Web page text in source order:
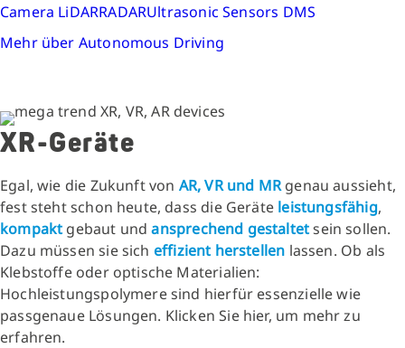
Camera LiDARRADARUltrasonic Sensors DMS
Mehr über Autonomous Driving
XR-Geräte
Egal, wie die Zukunft von AR, VR und MRgenau aussieht,
fest steht schon heute, dass die Geräte leistungsfähig,
kompakt gebaut undansprechend gestaltetsein sollen.
Dazu müssen sie sich effizient herstellen lassen. Ob als
Klebstoffe oder optische Materialien:
Hochleistungspolymere sind hierfür essenzielle wie
passgenaue Lösungen. Klicken Sie hier, um mehr zu
erfahren.